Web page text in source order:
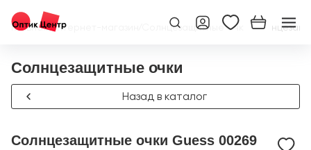
Главная/Интернет-магазин Солнцезащитные очки /
Солнцезащитные очки
Назад в каталог
Солнцезащитные очки Guess 00269